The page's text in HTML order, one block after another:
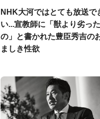
NHK大河ではとても放送で
い...宣教師に「獣より劣っ
の」と書かれた豊臣秀吉の
ましき性欲